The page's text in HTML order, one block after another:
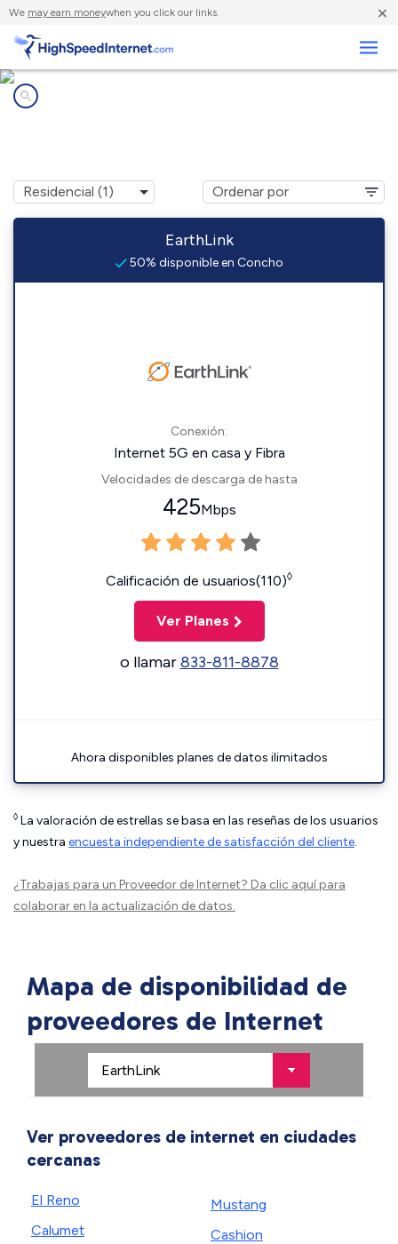
We may earn moneywhen you click our links. ×
EarthLink
50% disponible en Concho
Conexión:
Internet 5G en casa y Fibra
Velocidades de descarga de hasta
425Mbps
Calificación de usuarios(110)◊
Ver Planes
o llamar833-811-8878
Ahora disponibles planes de datos ilimitados
◊ La valoración de estrellas se basa en las reseñas de los usuarios
y nuestra encuesta independiente de satisfacción del cliente.
¿Trabajas para un Proveedor de Internet? Da clic aquípara
colaborar en la actualización de datos.
Mapa de disponibilidad de
proveedores de Internet
Ver proveedores de internet en ciudades
cercanas
El Reno
Calumet
Mustang
Cashion